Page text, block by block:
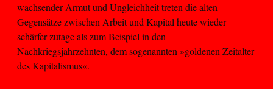
wachsender Armut und Ungleichheit treten die alten
Gegensätze zwischen Arbeit und Kapital heute wieder
schärfer zutage als zum Beispiel in den
Nachkriegsjahrzehnten, dem sogenannten »goldenen Zeitalter
des Kapitalismus«.